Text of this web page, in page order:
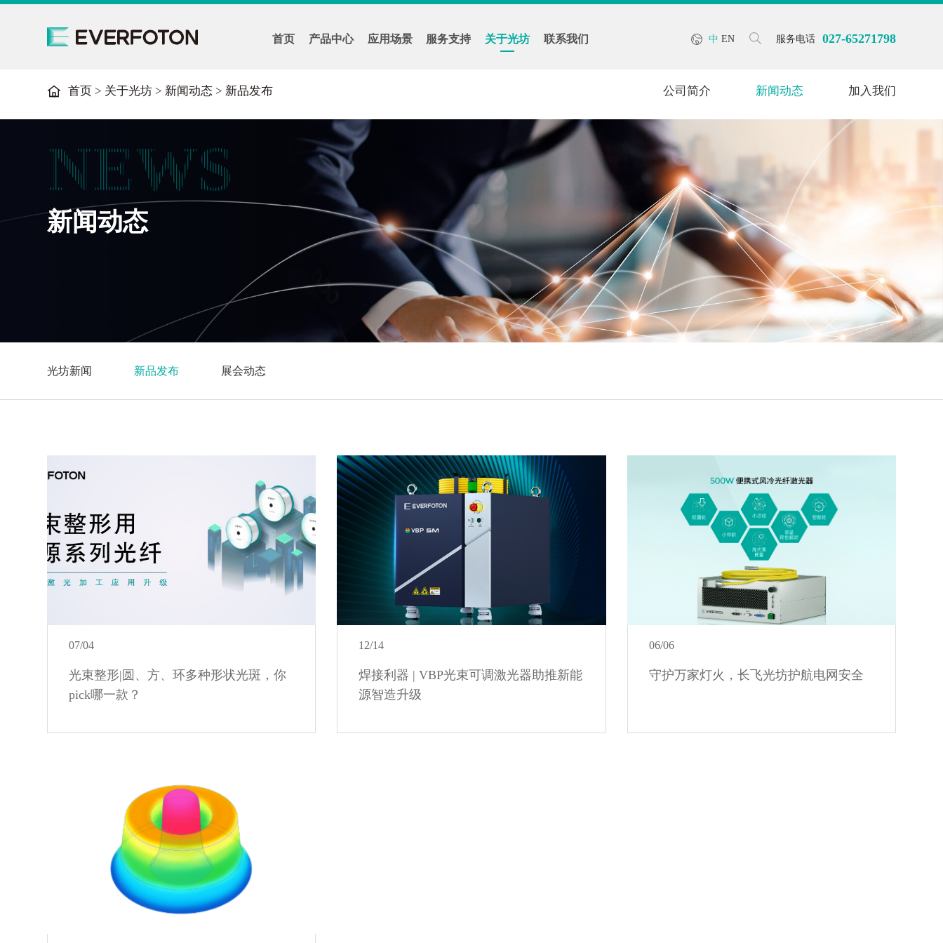
首页 产品中心 应用场景 服务支持 关于光坊 联系我们 中 EN 服务电话 027-65271798
首页 > 关于光坊 > 新闻动态 > 新品发布 公司简介 新闻动态 加入我们
NEWS
新闻动态
光坊新闻 新品发布 展会动态
07/04
光束整形|圆、方、环多种形状光斑，你
pick哪一款？
12/14
焊接利器 | VBP光束可调激光器助推新能
源智造升级
06/06
守护万家灯火，长飞光坊护航电网安全